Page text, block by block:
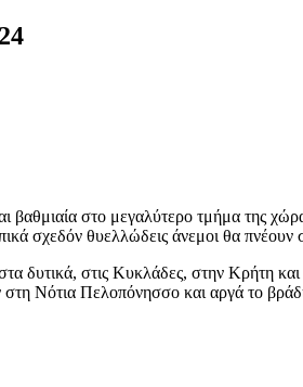
βαθμιαία στο μεγαλύτερο τμήμα της
σχεδόν θυελλώδεις άνεμοι θα
δυτικά, στις Κυκλάδες, στην Κρήτη
Νότια Πελοπόνησσο και αργά το